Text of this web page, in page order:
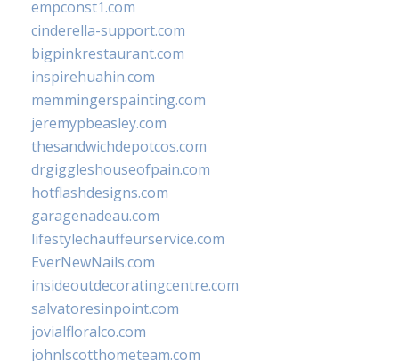
empconst1.com
cinderella-support.com
bigpinkrestaurant.com
inspirehuahin.com
memmingerspainting.com
jeremypbeasley.com
thesandwichdepotcos.com
drgiggleshouseofpain.com
hotflashdesigns.com
garagenadeau.com
lifestylechauffeurservice.com
EverNewNails.com
insideoutdecoratingcentre.com
salvatoresinpoint.com
jovialfloralco.com
johnlscotthometeam.com